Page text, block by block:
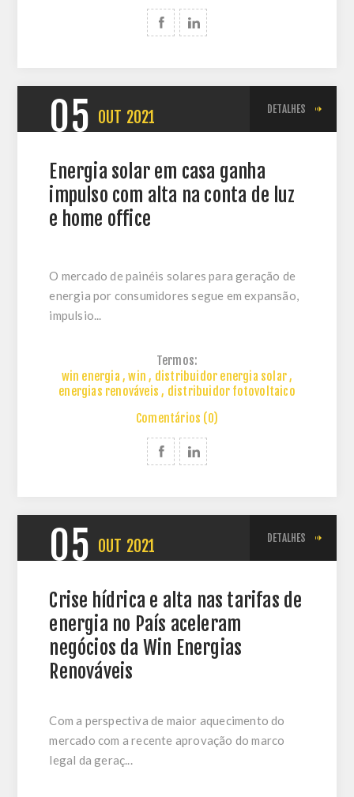
05 OUT 2021 DETALHES
Energia solar em casa ganha
impulso com alta na conta de luz
e home office
O mercado de painéis solares para geração de
energia por consumidores segue em expansão,
impulsio...
Termos:
win energia , win , distribuidor energia solar,
energias renováveis , distribuidor fotovoltaico
Comentários (0)
05 OUT 2021 DETALHES
Crise hídrica e alta nas tarifas de
energia no País aceleram
negócios da Win Energias
Renováveis
Com a perspectiva de maior aquecimento do
mercado com a recente aprovação do marco
legal da geraç...